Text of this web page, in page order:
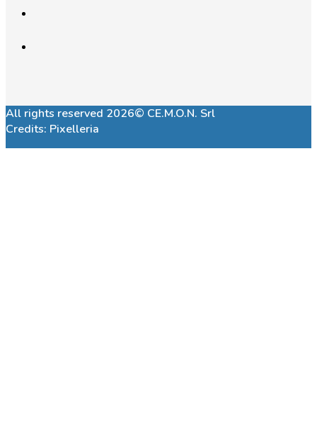
All rights reserved 2026© CE.M.O.N. Srl
Credits: Pixelleria